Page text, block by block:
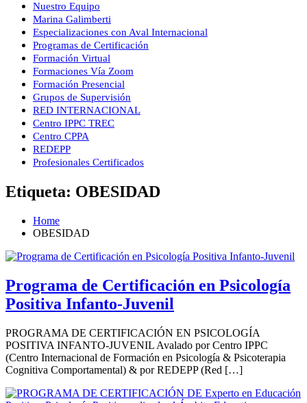
Nuestro Equipo
Marina Galimberti
Especializaciones con Aval Internacional
Programas de Certificación
Formación Virtual
Formaciones Vía Zoom
Formación Presencial
Grupos de Supervisión
RED INTERNACIONAL
Centro IPPC TREC
Centro CPPA
REDEPP
Profesionales Certificados
Etiqueta: OBESIDAD
Home
OBESIDAD
Programa de Certificación en Psicología
Positiva Infanto-Juvenil
PROGRAMA DE CERTIFICACIÓN EN PSICOLOGÍA
POSITIVA INFANTO-JUVENIL Avalado por Centro IPPC
(Centro Internacional de Formación en Psicología & Psicoterapia
Cognitiva Comportamental) & por REDEPP (Red […]